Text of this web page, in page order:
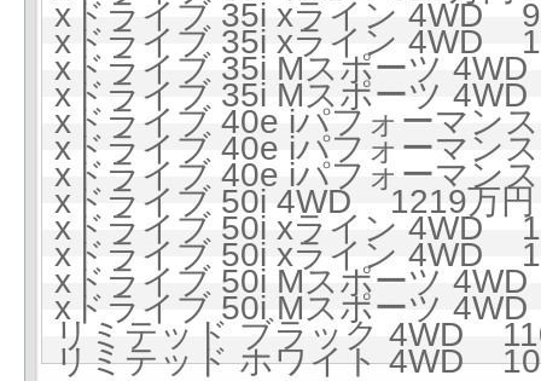
xドライブ 35i xライン 4WD
xドライブ 35i xライン 4WD
xドライブ 35i Mスポーツ
xドライブ 35i Mスポーツ
xドライブ 40e iパフォーマ
xドライブ 40e iパフォーマ
xドライブ 40e iパフォーマン
xドライブ 50i 4WD 1219万
xドライブ 50i xライン 4WD
xドライブ 50i xライン 4WD
xドライブ 50i Mスポーツ
xドライブ 50i Mスポーツ
リミテッド ブラック 4WD
リミテッド ホワイト 4WD